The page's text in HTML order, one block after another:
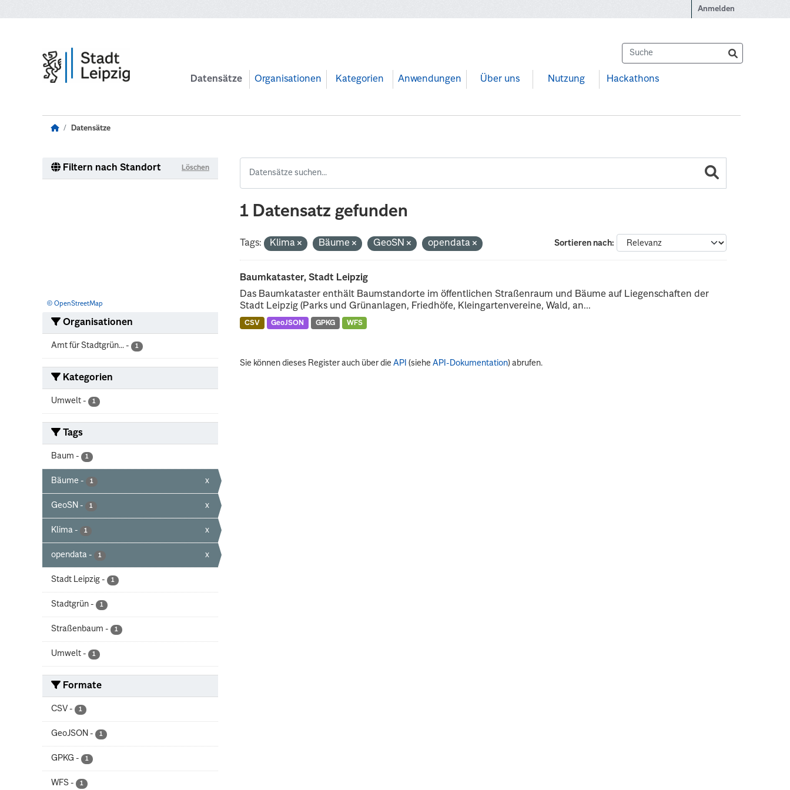
Anmelden
Datensätze Organisationen Kategorien Anwendungen Über uns Nutzung Hackathons
Datensätze
Filtern nach Standort Löschen
© OpenStreetMap
Organisationen
Amt für Stadtgrün... - 1
Kategorien
Umwelt - 1
Tags
Baum - 1
Bäume - 1 x
GeoSN - 1 x
Klima - 1 x
opendata - 1 x
Stadt Leipzig - 1
Stadtgrün - 1
Straßenbaum - 1
Umwelt - 1
Formate
CSV - 1
GeoJSON - 1
GPKG - 1
WFS - 1
1 Datensatz gefunden
Sortieren nach
Tags: Klima Bäume GeoSN opendata
Baumkataster, Stadt Leipzig
Das Baumkataster enthält Baumstandorte im öffentlichen Straßenraum und Bäume auf Liegenschaften der
Stadt Leipzig (Parks und Grünanlagen, Friedhöfe, Kleingartenvereine, Wald, an...
CSV GeoJSON GPKG WFS
Sie können dieses Register auch über dieAPI (sieheAPI-Dokumentation) abrufen.